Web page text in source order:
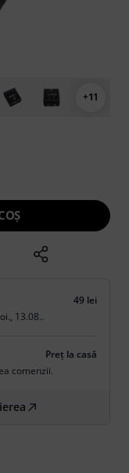
+11
49 lei
13.08..
Preț la casă
comenzii.